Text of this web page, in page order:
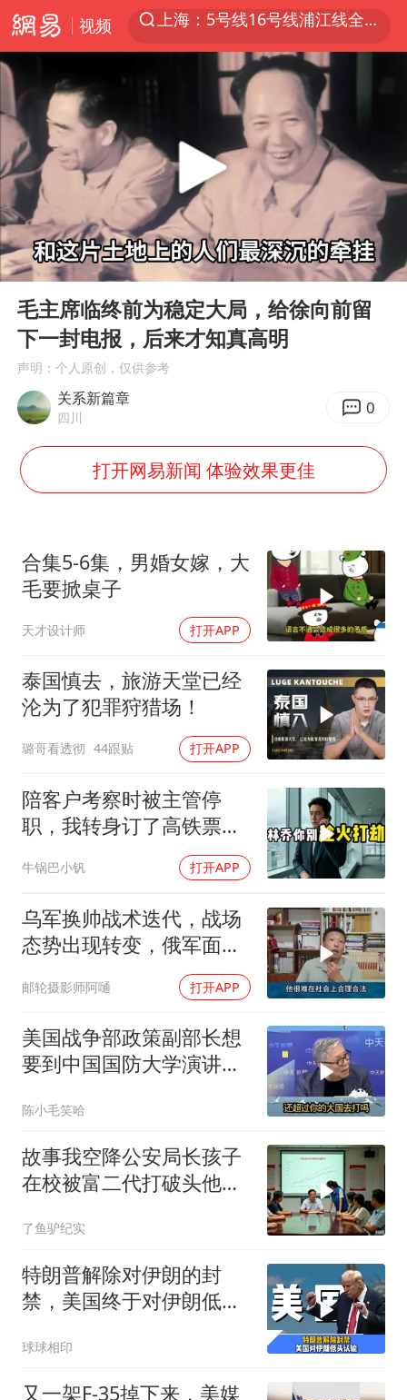
视频
上海有出现龙卷潜势
白海豚逼近浙闽沿海
1枚就能让航母瘫痪 轰-6J实力有多强
国足U17与阿森纳决赛取消 并列冠军
上门女婿出轨女邻居多年被判重婚罪
王传君 《披荆斩棘》
泰国：高度重视中国游客旅游体验
于东来直播和胖东来核心团队开会
上海大部迎大暴雨
《龙餐馆》 冲奖
构建更高水平的全民健身公共服务体系
Play
00:00 06:30
毛主席临终前为稳定大局，给徐向前留
下一封电报，后来才知真高明
声明：个人原创，仅供参考
关系新篇章
四川 0
打开网易新闻 体验效果更佳
合集5-6集，男婚女嫁，大
毛要掀桌子
天才设计师 打开APP
泰国慎去，旅游天堂已经
沦为了犯罪狩猎场！
璐哥看透彻 44跟贴 打开APP
陪客户考察时被主管停
职，我转身订了高铁票。
2小时后总监急疯了：12
亿合同没你根本签不了
牛锅巴小钒 打开APP
乌军换帅战术迭代，战场
态势出现转变，俄军面临
邮轮摄影师阿嗵 打开APP
美国战争部政策副部长想
要到中国国防大学演讲？
陈小毛笑哈
故事我空降公安局长孩子
在校被富二代打破头他爹
了鱼驴纪实
特朗普解除对伊朗的封
禁，美国终于对伊朗低头
球球相印
又一架F-35掉下来，美媒